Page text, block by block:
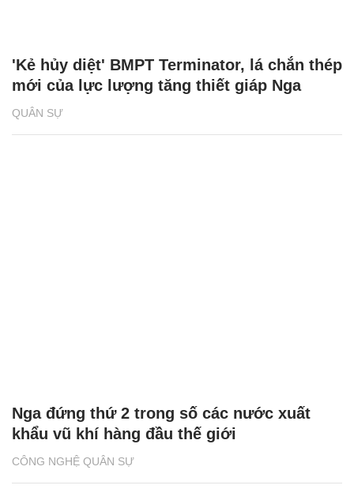
QUÂN SỰ
'Kẻ hủy diệt' BMPT Terminator, lá chắn thép
mới của lực lượng tăng thiết giáp Nga
CÔNG NGHỆ QUÂN SỰ
Nga đứng thứ 2 trong số các nước xuất
khẩu vũ khí hàng đầu thế giới